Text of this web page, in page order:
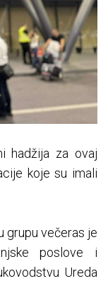
hadžija za ovaj
koje su imali
grupu večeras je
poslove i
Ureda